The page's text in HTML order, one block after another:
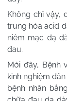
Không chỉ vậy,
trung hòa acid
niêm mạc dạ
đau.
Mới đây, Bệnh
kinh nghiệm
bệnh nhân